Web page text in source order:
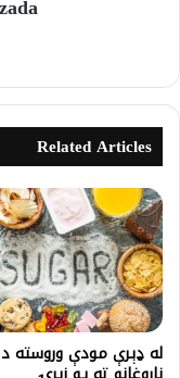
Related Articles
له ډېرې مودې وروسته